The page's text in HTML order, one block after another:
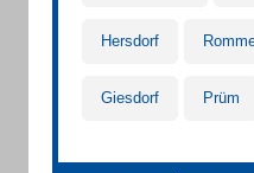
Hersdorf
Giesdorf Prüm